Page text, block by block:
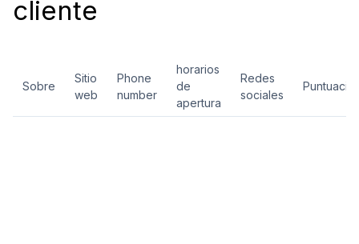
cliente
Sobre
Sitio
web
Phone
number
horarios
de
apertura
Redes
sociales